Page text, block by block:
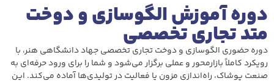
دوره آموزش الگوسازی و دوخت
متد تجاری تخصصی
دوره حضوری الگوسازی و دوخت تجاری تخصصی جهاد دانشگاهی هنر، با
رویکرد کاملاً بازارمحور و عملی برگزار می‌شود و شما را برای ورود حرفه‌ای به
صنعت پوشاک، راه‌اندازی مزون یا فعالیت در تولیدی‌ها آماده می‌کند. این